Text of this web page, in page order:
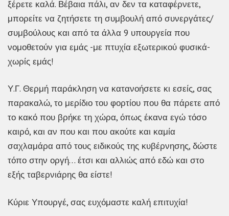
ξέρετε καλά. Βέβαια πάλι, αν δεν τα καταφέρνετε,
μπορείτε να ζητήσετε τη συμβουλή από συνεργάτες/
συμβούλους και από τα άλλα 9 υπουργεία που
νομοθετούν για εμάς -με πτυχία εξωτερικού φυσικά-
χωρίς εμάς!
Υ.Γ. Θερμή παράκληση να κατανοήσετε κι εσείς, σας
παρακαλώ, το μερίδιο του φορτίου που θα πάρετε από
το κακό που βρήκε τη χώρα, όπως έκανα εγώ τόσο
καιρό, και αν που και που ακούτε και καμία
σαχλαμάρα από τους ειδικούς της κυβέρνησης, δώστε
τόπο στην οργή… έτσι και αλλιώς από εδώ και στο
εξής ταβερνιάρης θα είστε!
Κύριε Υπουργέ, σας ευχόμαστε καλή επιτυχία!